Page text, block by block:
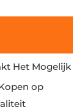
Het Mogelijk
op